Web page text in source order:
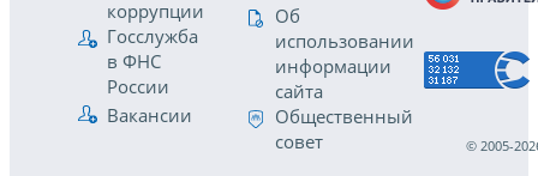
коррупции
Госслужба
в ФНС
России
Вакансии
Об
использовании
информации
сайта
Общественный
совет
© 2005-